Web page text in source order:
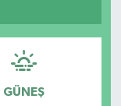
GÜNEŞ